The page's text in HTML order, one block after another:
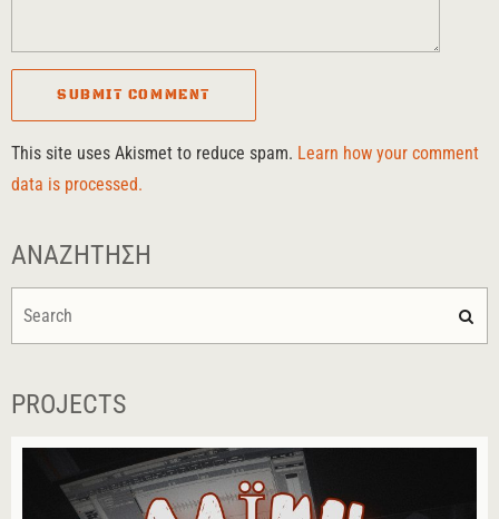
This site uses Akismet to reduce spam. Learn how your comment
data is processed.
ΑΝΑΖΉΤΗΣΗ
PROJECTS